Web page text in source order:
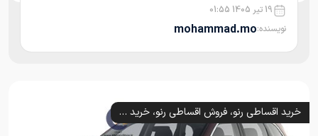
19 تیر 1405 01:55
نویسنده:mohammad.mo
خرید اقساطی رنو، فروش اقساطی رنو، خرید اقساطی رنو کپچر